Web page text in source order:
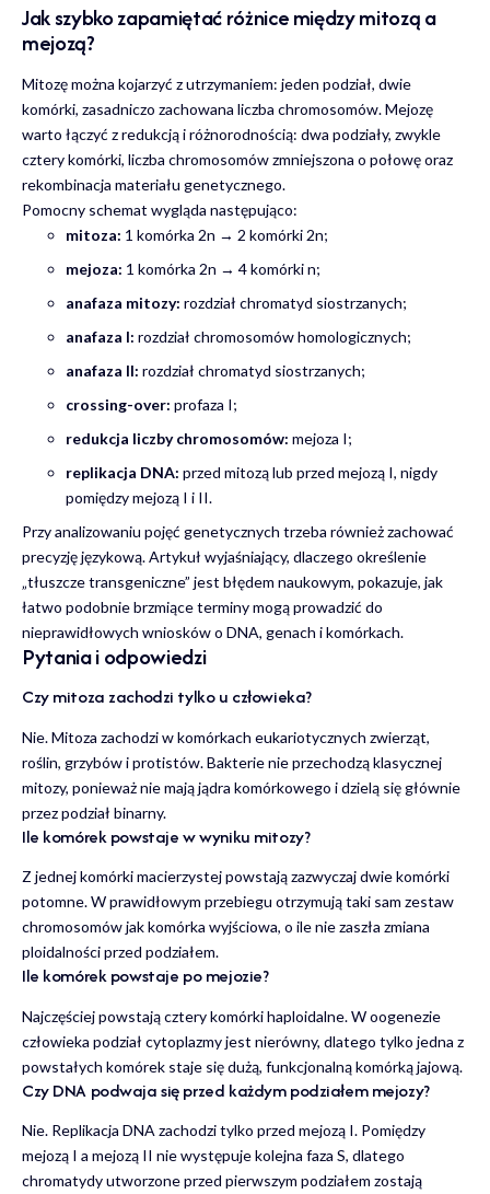
Jak szybko zapamiętać różnice między mitozą a
mejozą?
Mitozę można kojarzyć z utrzymaniem: jeden podział, dwie
komórki, zasadniczo zachowana liczba chromosomów. Mejozę
warto łączyć z redukcją i różnorodnością: dwa podziały, zwykle
cztery komórki, liczba chromosomów zmniejszona o połowę oraz
rekombinacja materiału genetycznego.
Pomocny schemat wygląda następująco:
mitoza: 1 komórka 2n → 2 komórki 2n;
mejoza: 1 komórka 2n → 4 komórki n;
anafaza mitozy: rozdział chromatyd siostrzanych;
anafaza I: rozdział chromosomów homologicznych;
anafaza II: rozdział chromatyd siostrzanych;
crossing-over: profaza I;
redukcja liczby chromosomów: mejoza I;
replikacja DNA: przed mitozą lub przed mejozą I, nigdy
pomiędzy mejozą I i II.
Przy analizowaniu pojęć genetycznych trzeba również zachować
precyzję językową. Artykuł wyjaśniający, dlaczego określenie
„tłuszcze transgeniczne” jest błędem naukowym, pokazuje, jak
łatwo podobnie brzmiące terminy mogą prowadzić do
nieprawidłowych wniosków o DNA, genach i komórkach.
Pytania i odpowiedzi
Czy mitoza zachodzi tylko u człowieka?
Nie. Mitoza zachodzi w komórkach eukariotycznych zwierząt,
roślin, grzybów i protistów. Bakterie nie przechodzą klasycznej
mitozy, ponieważ nie mają jądra komórkowego i dzielą się głównie
przez podział binarny.
Ile komórek powstaje w wyniku mitozy?
Z jednej komórki macierzystej powstają zazwyczaj dwie komórki
potomne. W prawidłowym przebiegu otrzymują taki sam zestaw
chromosomów jak komórka wyjściowa, o ile nie zaszła zmiana
ploidalności przed podziałem.
Ile komórek powstaje po mejozie?
Najczęściej powstają cztery komórki haploidalne. W oogenezie
człowieka podział cytoplazmy jest nierówny, dlatego tylko jedna z
powstałych komórek staje się dużą, funkcjonalną komórką jajową.
Czy DNA podwaja się przed każdym podziałem mejozy?
Nie. Replikacja DNA zachodzi tylko przed mejozą I. Pomiędzy
mejozą I a mejozą II nie występuje kolejna faza S, dlatego
chromatydy utworzone przed pierwszym podziałem zostają